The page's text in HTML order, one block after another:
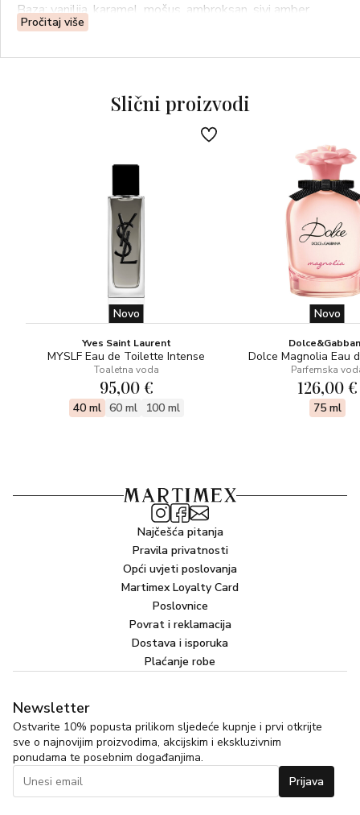
Baza: vanilija, karamel, mošus, ambroksan, sivi amber,
apsolut tonke, ekstrakt ruma
SASTOJCI: ALCOHOL DENAT., FRAGRANCE, WATER,
LIMONENE, LINALOOL, FARNESOL, EUGENOL,
ALPHA-ISOMETHYL IONONE, BENZYL SALICYLATE,
BENZYL ALCOHOL, CINNAMYL ALCOHOL, CITRAL,
Pročitaj više
Slični proizvodi
Novo
Yves Saint Laurent
MYSLF Eau de Toilette Intense
Toaletna voda
95,00 €
40 ml 60 ml 100 ml
Novo
Dolce Magnolia Eau
Parfemska
126,00 €
75 ml
Najčešća pitanja
Pravila privatnosti
Opći uvjeti poslovanja
Martimex Loyalty Card
Poslovnice
Povrat i reklamacija
Dostava i isporuka
Plaćanje robe
Newsletter
Ostvarite 10% popusta prilikom sljedeće kupnje i prvi otkrijte
sve o najnovijim proizvodima, akcijskim i ekskluzivnim
ponudama te posebnim događanjima.
Prijava